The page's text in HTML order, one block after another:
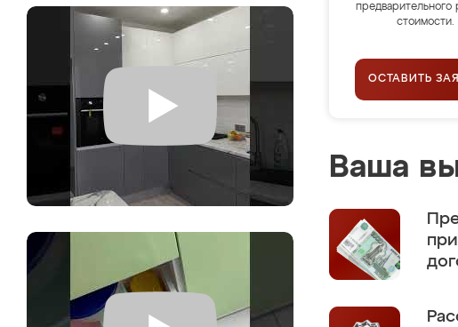
предварительного
стоимости.
ОСТАВИТЬ
Ваша